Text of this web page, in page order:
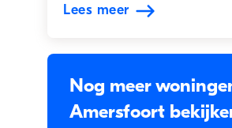
Lees meer
Nog meer
Amersfoort